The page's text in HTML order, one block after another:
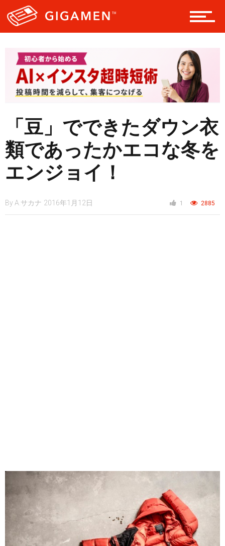
レジャー
ヘルス・健康
スタイル
仮想通貨
「豆」でできたダウン衣
類であったかエコな冬を
エンジョイ！
By A.サカナ 2016年1月12日 1 2885